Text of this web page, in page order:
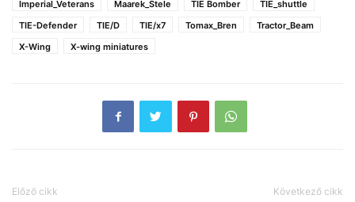
Imperial_Veterans
Maarek_Stele TIE Bomber
TIE_shuttle
TIE-Defender
TIE/D TIE/x7 Tomax_Bren
Tractor_Beam
X-Wing
X-wing miniatures
Előző cikk Következő cikk